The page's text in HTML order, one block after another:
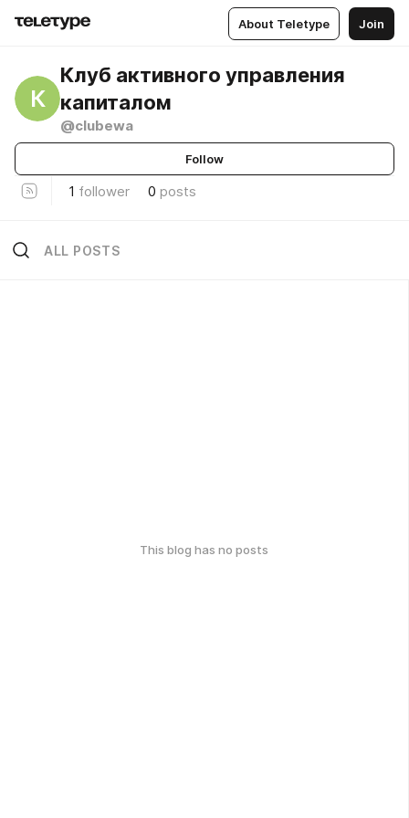
About Teletype Join
К
Клуб активного управления
капиталом
@clubewa
Follow
1 follower 0 posts
ALL POSTS
This blog has no posts